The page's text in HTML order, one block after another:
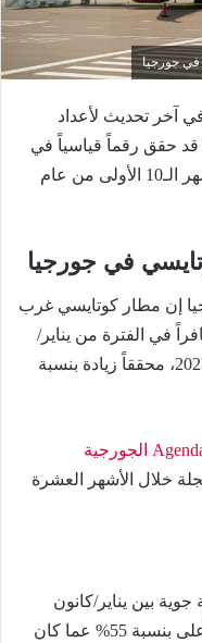
آخر تحديث لأعداد
حقق رقماً قياسياً في
أعداد المسافرين الذين خدمهم في الأشهر الـ10 الأولى من عام
في جورجيا
إن مطار كوتايسي غرب
مليون و 380 ألفاً و 548 مسافراً في الفترة من يناير/
كانون الثاني حتى أكتوبر/تشرين الأول 2023، محققاً زيادة بنسبة
وكالة Agenda الجورجية
خلال الأشهر العشرة
أن المطار خدم 4087 رحلة جوية بين يناير/كانون
الثاني وأكتوبر/تشرين الأول، وهو رقم أعلى بنسبة 55% عما كان